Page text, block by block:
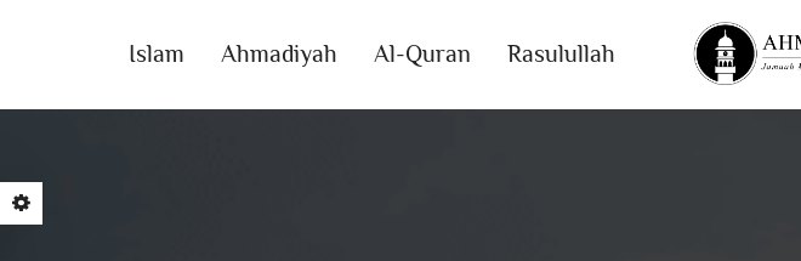
Islam Ahmadiyah Al-Quran Rasulullah